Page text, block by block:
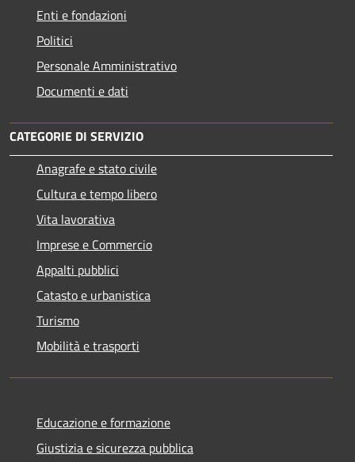
Enti e fondazioni
Politici
Personale Amministrativo
Documenti e dati
CATEGORIE DI SERVIZIO
Anagrafe e stato civile
Cultura e tempo libero
Vita lavorativa
Imprese e Commercio
Appalti pubblici
Catasto e urbanistica
Turismo
Mobilità e trasporti
Educazione e formazione
Giustizia e sicurezza pubblica